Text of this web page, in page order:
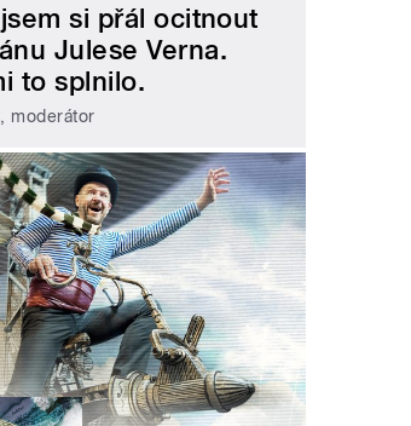
si přál ocitnout
Julese Verna.
to splnilo.
moderátor